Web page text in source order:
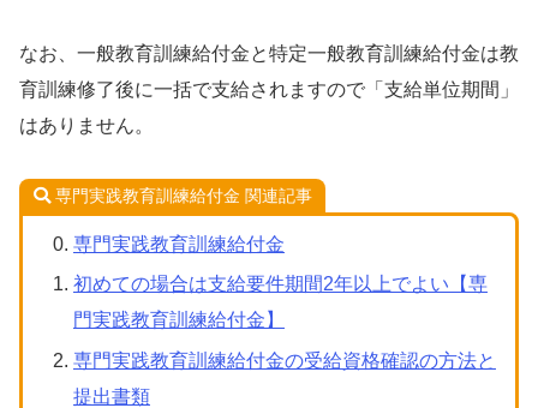
なお、一般教育訓練給付金と特定一般教育訓練給付金は教
育訓練修了後に一括で支給されますので「支給単位期間」
はありません。
専門実践教育訓練給付金 関連記事
専門実践教育訓練給付金
初めての場合は支給要件期間2年以上でよい【専
門実践教育訓練給付金】
専門実践教育訓練給付金の受給資格確認の方法と
提出書類